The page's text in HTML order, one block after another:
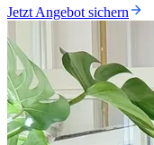
Jetzt Angebot sichern